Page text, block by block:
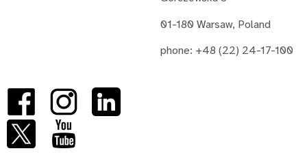
01-180 Warsaw, Poland
phone: +48 (22) 24-17-100